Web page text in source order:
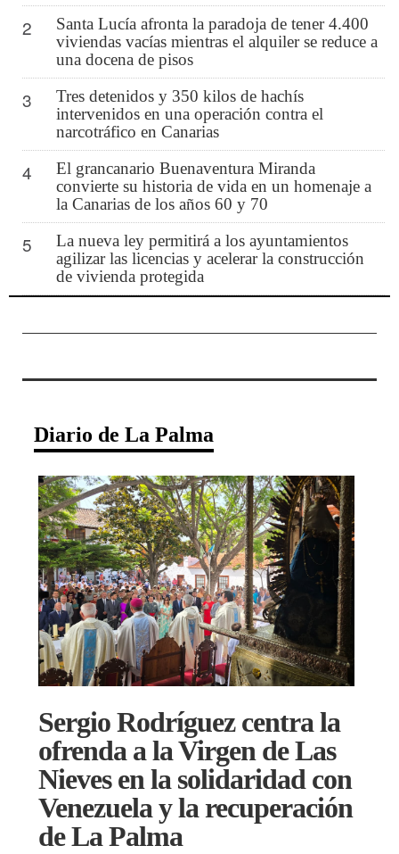
2
Santa Lucía afronta la paradoja de tener 4.400
viviendas vacías mientras el alquiler se reduce a
una docena de pisos
3
Tres detenidos y 350 kilos de hachís
intervenidos en una operación contra el
narcotráfico en Canarias
4
El grancanario Buenaventura Miranda
convierte su historia de vida en un homenaje a
la Canarias de los años 60 y 70
5
La nueva ley permitirá a los ayuntamientos
agilizar las licencias y acelerar la construcción
de vivienda protegida
Diario de La Palma
Sergio Rodríguez centra la
ofrenda a la Virgen de Las
Nieves en la solidaridad con
Venezuela y la recuperación
de La Palma